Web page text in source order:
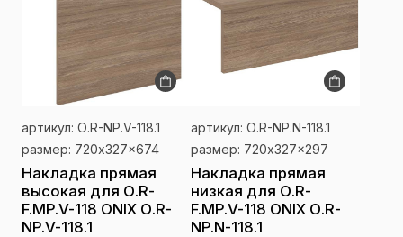
артикул: О.R-NP.V-118.1
размер: 720x327x674
Накладка прямая
высокая для О.R-
F.MP.V-118 ONIX О.R-
NP.V-118.1
артикул: О.R-NP.N-118.1
размер: 720x327x297
Накладка прямая
низкая для О.R-
F.MP.V-118 ONIX О.R-
NP.N-118.1